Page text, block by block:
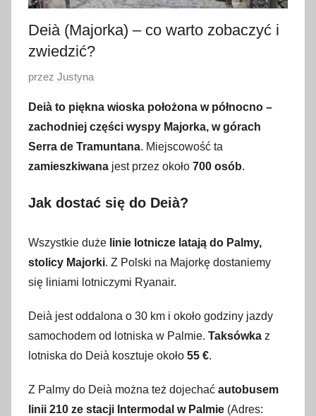
Deià (Majorka) – co warto zobaczyć i
zwiedzić?
O
u
b
l
i
o
a
n
o
5
s
t
c
z
przez Justyna
Deià to piękna wioska położona w północno –
zachodniej części wyspy Majorka, w górach
Serra de Tramuntana. Miejscowość ta
zamieszkiwana jest przez około 700 osób.
Jak dostać się do Deià?
Wszystkie duże linie lotnicze latają do Palmy,
stolicy Majorki. Z Polski na Majorkę dostaniemy
się liniami lotniczymi Ryanair.
Deià jest oddalona o 30 km i około godziny jazdy
samochodem od lotniska w Palmie. Taksówka z
lotniska do Deià kosztuje około 55 €.
Z Palmy do Deià można też dojechać autobusem
linii 210 ze stacji Intermodal w Palmie (Adres: